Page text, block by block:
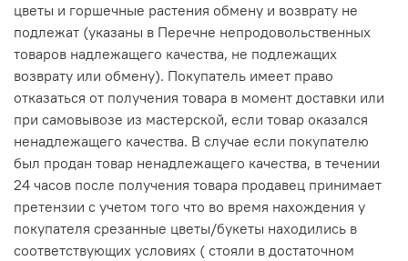
цветы и горшечные растения обмену и возврату не
подлежат (указаны в Перечне непродовольственных
товаров надлежащего качества, не подлежащих
возврату или обмену). Покупатель имеет право
отказаться от получения товара в момент доставки или
при самовывозе из мастерской, если товар оказался
ненадлежащего качества. В случае если покупателю
был продан товар ненадлежащего качества, в течении
24 часов после получения товара продавец принимает
претензии с учетом того что во время нахождения у
покупателя срезанные цветы/букеты находились в
соответствующих условиях ( стояли в достаточном